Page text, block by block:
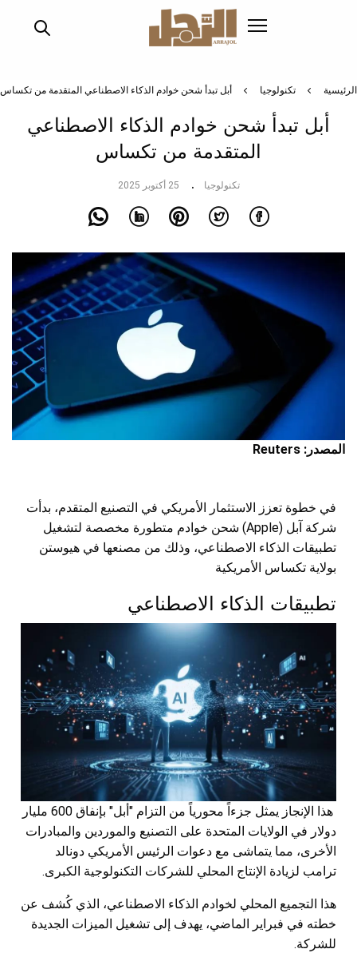
الرئيسية تكنولوجيا أبل تبدأ شحن خوادم الذكاء الاصطناعي المتقدمة من تكساس
أبل تبدأ شحن خوادم الذكاء الاصطناعي
المتقدمة من تكساس
تكنولوجيا 25 أكتوبر 2025
المصدر: Reuters
في خطوة تعزز الاستثمار الأمريكي في التصنيع المتقدم، بدأت
شركة آبل (Apple) شحن خوادم متطورة مخصصة لتشغيل
تطبيقات الذكاء الاصطناعي، وذلك من مصنعها في هيوستن
بولاية تكساس الأمريكية
تطبيقات الذكاء الاصطناعي
هذا الإنجاز يمثل جزءاً محورياً من التزام "أبل" بإنفاق 600 مليار
دولار في الولايات المتحدة على التصنيع والموردين والمبادرات
الأخرى، مما يتماشى مع دعوات الرئيس الأمريكي دونالد
ترامب لزيادة الإنتاج المحلي للشركات التكنولوجية الكبرى.
هذا التجميع المحلي لخوادم الذكاء الاصطناعي، الذي كُشف عن
خطته في فبراير الماضي، يهدف إلى تشغيل الميزات الجديدة
للشركة.